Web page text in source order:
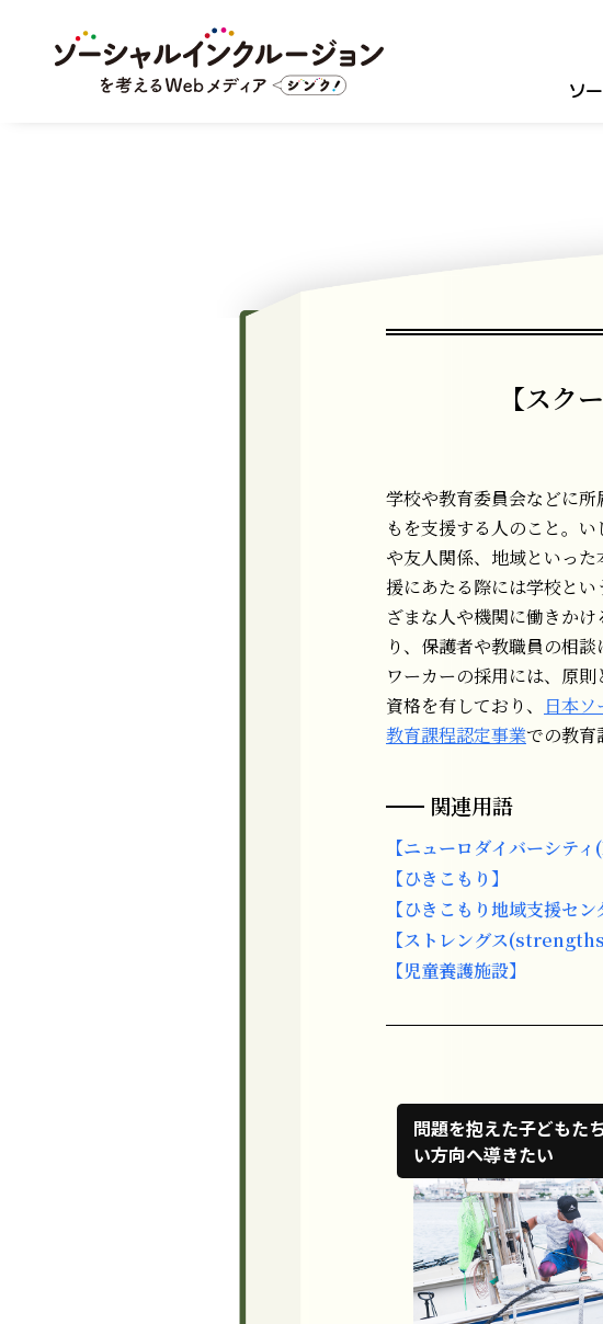
ソ
【スク
学校や教育委員会などに
もを支援する人のこと。
や友人関係、地域といっ
援にあたる際には学校と
ざまな人や機関に働きか
り、保護者や教職員の相
ワーカーの採用には、原則
資格を有しており、
日本
教育課程認定事業での教育
関連用語
【ニューロダイバーシテ
【ひきこもり】
【ひきこもり地域支援セン
【ストレングス
【児童養護施設】
問題を抱えた子どもた
い方向へ導きたい